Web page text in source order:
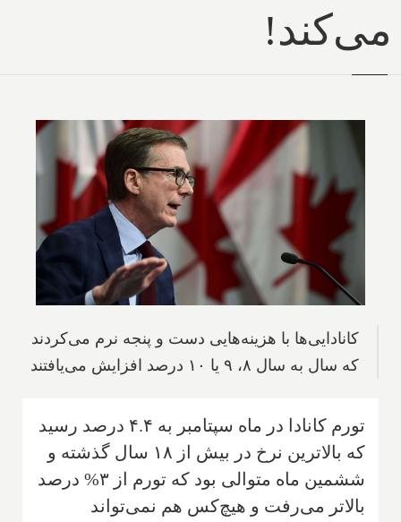
می‌کند!
کانادایی‌ها با هزینه‌هایی دست و پنجه نرم می‌کردند
که سال به سال ۸، ۹ یا ۱۰ درصد افزایش می‌یافتند
تورم کانادا در ماه سپتامبر به ۴.۴ درصد رسید
که بالاترین نرخ در بیش از ۱۸ سال گذشته و
ششمین ماه متوالی بود که تورم از ۳% درصد
بالاتر می‌رفت و هیچ‌کس هم نمی‌تواند